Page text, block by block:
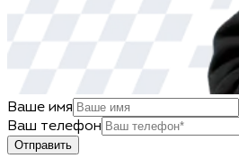
Ваше имя
Ваш телефон
Отправить